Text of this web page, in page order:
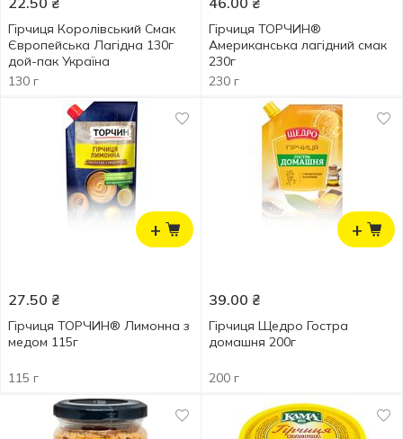
Гірчиця Королівський Смак
Європейська Лагідна 130г
дой-пак Україна
130 г
Гірчиця ТОРЧИН®
Американська лагідний смак
230г
230 г
+
27.50 ₴
Гірчиця ТОРЧИН® Лимонна з
медом 115г
115 г
+
39.00 ₴
Гірчиця Щедро Гостра
домашня 200г
200 г